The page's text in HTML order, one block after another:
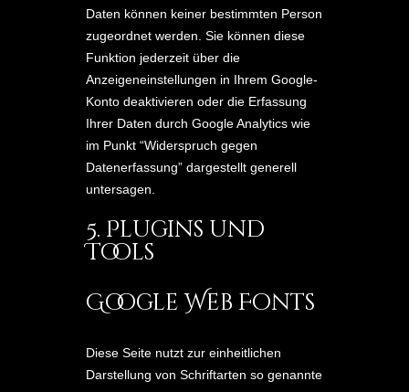
Daten können keiner bestimmten Person
zugeordnet werden. Sie können diese
Funktion jederzeit über die
Anzeigeneinstellungen in Ihrem Google-
Konto deaktivieren oder die Erfassung
Ihrer Daten durch Google Analytics wie
im Punkt “Widerspruch gegen
Datenerfassung” dargestellt generell
untersagen.
5. Plugins und
Tools
Google Web Fonts
Diese Seite nutzt zur einheitlichen
Darstellung von Schriftarten so genannte